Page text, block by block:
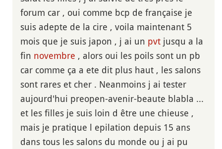
forum car , oui comme bcp de française je
suis adepte de la cire , voila maintenant 5
mois que je suis japon , j ai un pvt jusqu a la
fin novembre , alors oui les poils sont un pb
car comme ça a ete dit plus haut , les salons
sont rares et cher . Neanmoins j ai tester
aujourd'hui preopen-avenir-beaute blabla ...
et les filles je suis loin d être une chieuse ,
mais je pratique l epilation depuis 15 ans
dans tous les salons du monde ou j ai pu